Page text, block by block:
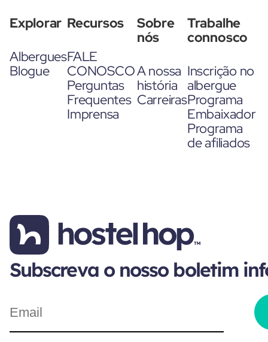
Explorar
Albergues
Blogue
Recursos
FALE
CONOSCO
Perguntas
Frequentes
Imprensa
Sobre
nós
A nossa
história
Carreiras
Trabalhe
connosco
Inscrição no
albergue
Programa
Embaixador
Programa
de afiliados
Subscreva o nosso boletim